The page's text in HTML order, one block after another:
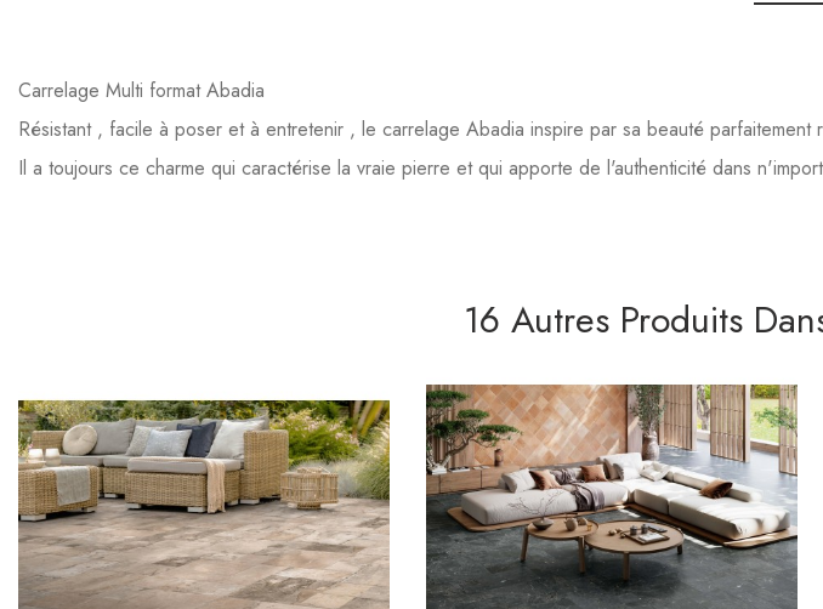
Carrelage Multi format Abadia
Résistant , facile à poser et à entretenir , le carrelage Abadia inspire par sa beauté parfaitement
Il a toujours ce charme qui caractérise la vraie pierre et qui apporte de l'authenticité dans
16 Autres Produits